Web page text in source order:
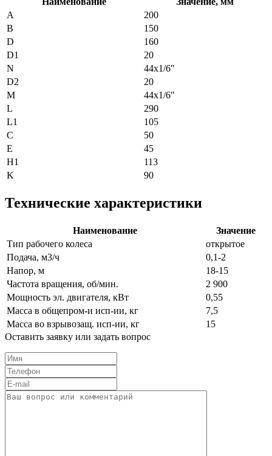
A
200
B
150
D
160
D1
20
N
44х1/6″
D2
20
M
44х1/6″
L
290
L1
105
C
50
E
45
H1
113
K
90
Технические характеристики
Наименование
Значение
Тип рабочего колеса
открытое
Подача, м3/ч
0,1-2
Напор, м
18-15
Частота вращения, об/мин.
2 900
Мощность эл. двигателя, кВт
0,55
Масса в общепром-и исп-ии, кг
7,5
Масса во взрыво­защ. исп-ии, кг
15
Оставить заявку или задать вопрос